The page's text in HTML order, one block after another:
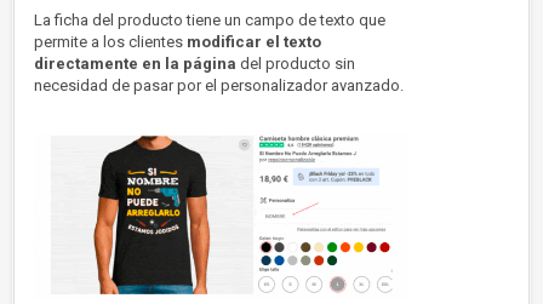
La ficha del producto tiene un campo de texto que
permite a los clientes modificar el texto
directamente en la página del producto sin
necesidad de pasar por el personalizador avanzado.